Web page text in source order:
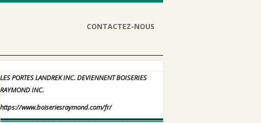
CONTACTEZ-NOUS
LES PORTES LANDREK INC. DEVIENNENT BOISERIES
RAYMOND INC.
https://www.boiseriesraymond.com/fr/